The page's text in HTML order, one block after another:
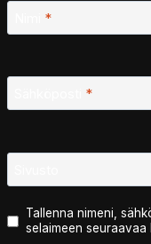
*
*
Tallenna nimeni,
selaimeen